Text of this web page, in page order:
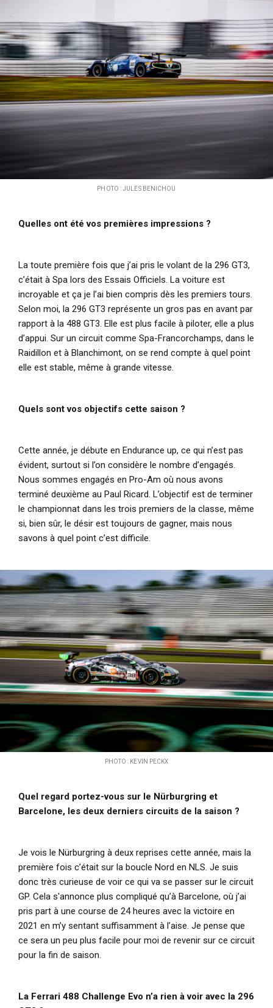
PHOTO : JULES BENICHOU
Quelles ont été vos premières impressions ?
La toute première fois que j’ai pris le volant de la 296 GT3,
c’était à Spa lors des Essais Officiels. La voiture est
incroyable et ça je l’ai bien compris dès les premiers tours.
Selon moi, la 296 GT3 représente un gros pas en avant par
rapport à la 488 GT3. Elle est plus facile à piloter, elle a plus
d’appui. Sur un circuit comme Spa-Francorchamps, dans le
Raidillon et à Blanchimont, on se rend compte à quel point
elle est stable, même à grande vitesse.
Quels sont vos objectifs cette saison ?
Cette année, je débute en Endurance up, ce qui n’est pas
évident, surtout si l’on considère le nombre d’engagés.
Nous sommes engagés en Pro-Am où nous avons
terminé deuxième au Paul Ricard. L’objectif est de terminer
le championnat dans les trois premiers de la classe, même
si, bien sûr, le désir est toujours de gagner, mais nous
savons à quel point c’est difficile.
PHOTO : KEVIN PECKX
Quel regard portez-vous sur le Nürburgring et
Barcelone, les deux derniers circuits de la saison ?
Je vois le Nürburgring à deux reprises cette année, mais la
première fois c’était sur la boucle Nord en NLS. Je suis
donc très curieuse de voir ce qui va se passer sur le circuit
GP. Cela s'annonce plus compliqué qu’à Barcelone, où j’ai
pris part à une course de 24 heures avec la victoire en
2021 en m’y sentant suffisamment à l’aise. Je pense que
ce sera un peu plus facile pour moi de revenir sur ce circuit
pour la fin de saison.
La Ferrari 488 Challenge Evo n’a rien à voir avec la 296